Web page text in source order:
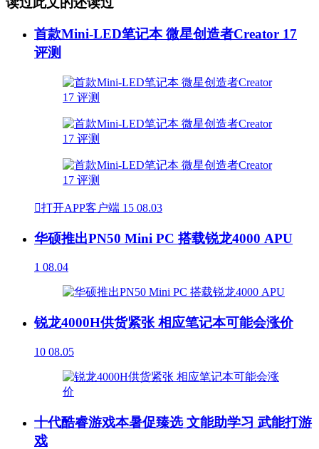
首款Mini-LED笔记本 微星创造者Creator 17
评测
打开APP客户端 15 08.03
华硕推出PN50 Mini PC 搭载锐龙4000 APU
1 08.04
锐龙4000H供货紧张 相应笔记本可能会涨价
10 08.05
十代酷睿游戏本暑促臻选 文能助学习 武能打游
戏